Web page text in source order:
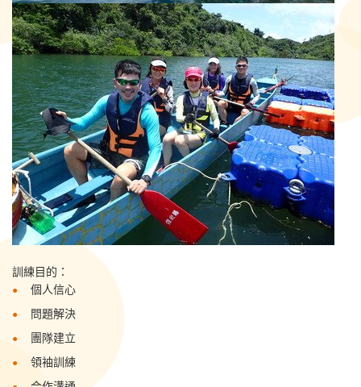
訓練目的：
個人信心
問題解決
團隊建立
領袖訓練